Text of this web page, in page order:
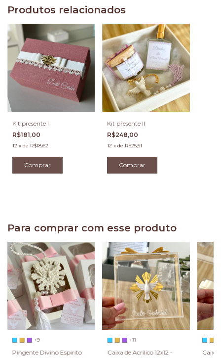
Produtos relacionados
Kit presente I
R$181,00
12 x de R$18,62
Kit presente II
R$248,00
12 xde R$25,51
Para comprar com esse produto
+9
Pingente Divino Espirito
+11
Caixa de Acrílico 12x12 -
Caixa